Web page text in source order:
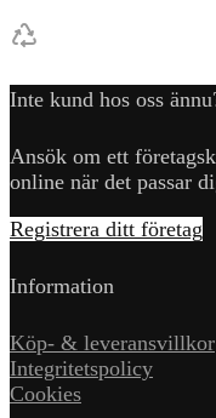
Inte kund hos oss
Ansök om ett
online när det passar
Registrera ditt företag
Information
Köp- & leveransvillkor
Integritetspolicy
Cookies